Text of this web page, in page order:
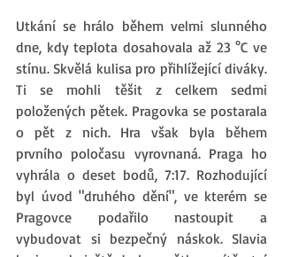
Utkání se hrálo během velmi slunného
dne, kdy teplota dosahovala až 23 °C ve
stínu. Skvělá kulisa pro přihlížející diváky.
Ti se mohli těšit z celkem sedmi
položených pětek. Pragovka se postarala
o pět z nich. Hra však byla během
prvního poločasu vyrovnaná. Praga ho
vyhrála o deset bodů, 7:17. Rozhodující
byl úvod "druhého dění", ve kterém se
Pragovce podařilo nastoupit a
vybudovat si bezpečný náskok. Slavia